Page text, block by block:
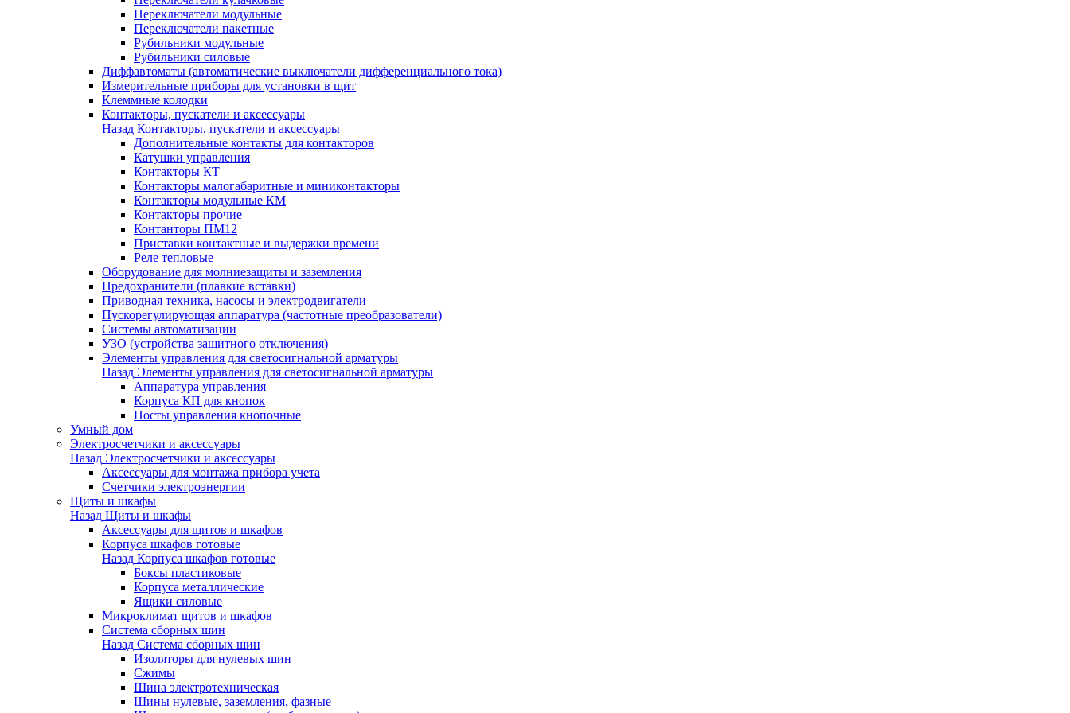
Переключатели модульные
Переключатели пакетные
Рубильники модульные
Рубильники силовые
Диффавтоматы (автоматические выключатели дифференциального тока)
Измерительные приборы для установки в щит
Клеммные колодки
Контакторы, пускатели и аксессуары
Назад Контакторы, пускатели и аксессуары
Дополнительные контакты для контакторов
Катушки управления
Контакторы КТ
Контакторы малогабаритные и миниконтакторы
Контакторы модульные КМ
Контакторы прочие
Контанторы ПМ12
Приставки контактные и выдержки времени
Реле тепловые
Оборудование для молниезащиты и заземления
Предохранители (плавкие вставки)
Приводная техника, насосы и электродвигатели
Пускорегулирующая аппаратура (частотные преобразователи)
Системы автоматизации
УЗО (устройства защитного отключения)
Элементы управления для светосигнальной арматуры
Назад Элементы управления для светосигнальной арматуры
Аппаратура управления
Корпуса КП для кнопок
Посты управления кнопочные
Умный дом
Электросчетчики и аксессуары
Назад Электросчетчики и аксессуары
Аксессуары для монтажа прибора учета
Счетчики электроэнергии
Щиты и шкафы
Назад Щиты и шкафы
Аксессуары для щитов и шкафов
Корпуса шкафов готовые
Назад Корпуса шкафов готовые
Боксы пластиковые
Корпуса металлические
Ящики силовые
Микроклимат щитов и шкафов
Система сборных шин
Назад Система сборных шин
Изоляторы для нулевых шин
Сжимы
Шина электротехническая
Шины нулевые, заземления, фазные